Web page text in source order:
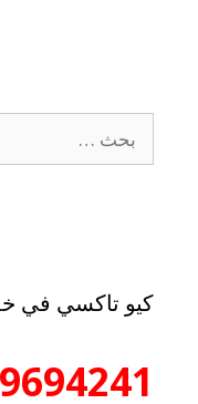
كيو تاكسي في